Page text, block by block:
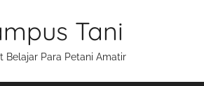
Tani
Belajar Para Petani Amatir